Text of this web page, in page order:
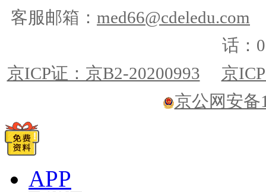
客服邮箱： med66@cdeledu.com
话：
京ICP证：京B2-20200993
京
京公网安备
APP